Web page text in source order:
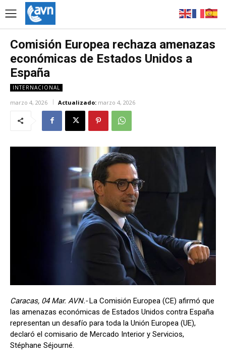
Comisión Europea rechaza amenazas
económicas de Estados Unidos a
España
INTERNACIONAL
marzo 4, 2026 Actualizado: marzo 4, 2026
Caracas, 04 Mar. AVN.- La Comisión Europea (CE) afirmó que
las amenazas económicas de Estados Unidos contra España
representan un desafío para toda la Unión Europea (UE),
declaró el comisario de Mercado Interior y Servicios,
Stéphane Séjourné.